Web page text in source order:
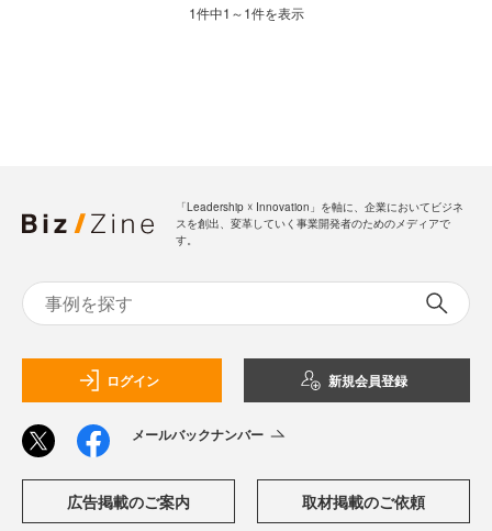
1件中1～1件を表示
「Leadership ☓ Innovation」を軸に、企業においてビジネ
スを創出、変革していく事業開発者のためのメディアで
す。
ログイン 新規会員登録
メールバックナンバー
広告掲載のご案内 取材掲載のご依頼